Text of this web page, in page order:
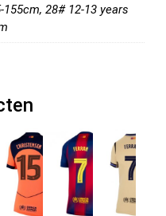
155cm, 28# 12-13 years